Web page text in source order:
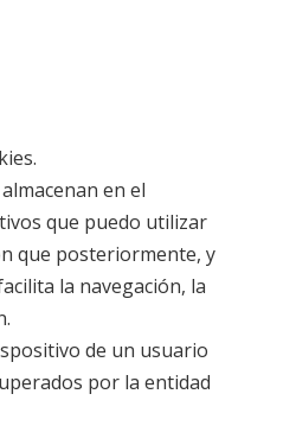
en el
que puedo utilizar
que posteriormente, y
la navegación, la
de un usuario
por la entidad